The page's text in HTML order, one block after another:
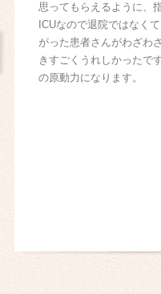
思ってもらえるように、
ICUなので退院ではなく
がった患者さんがわざわ
きすごくうれしかったで
の原動力になります。